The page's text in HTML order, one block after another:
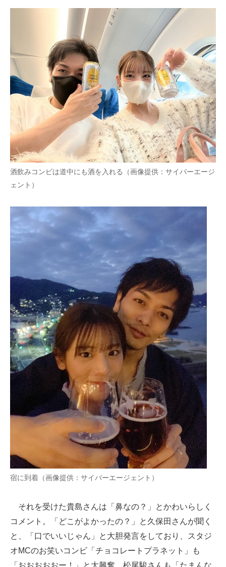
酒飲みコンビは道中にも酒を入れる（画像提供：サイバーエージ
ェント）
宿に到着（画像提供：サイバーエージェント）
それを受けた貴島さんは「鼻なの？」とかわいらしく
コメント。「どこがよかったの？」と久保田さんが聞く
と、「口でいいじゃん」と大胆発言をしており、スタジ
オMCのお笑いコンビ「チョコレートプラネット」も